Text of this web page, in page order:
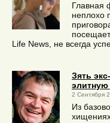
Главная
неплохо
Life News, не всегда
Зять
элитную
2 Сентября
Из